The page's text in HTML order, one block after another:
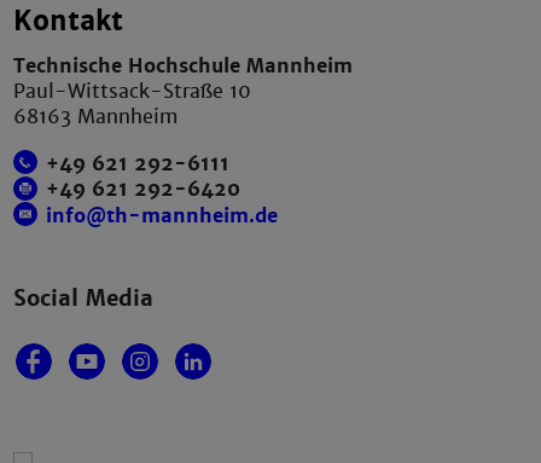
Kontakt
Technische Hochschule Mannheim
Paul-Wittsack-Straße 10
68163 Mannheim
+49 621 292-6111
+49 621 292-6420
info@th-mannheim.de
Social Media